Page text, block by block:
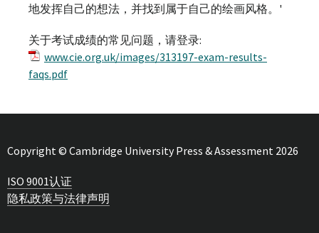
地发挥自己的想法，并找到属于自己的绘画风格。'
关于考试成绩的常见问题，请登录:
www.cie.org.uk/images/313197-exam-results-
faqs.pdf
Copyright © Cambridge University Press & Assessment 2026
ISO 9001认证
隐私政策与法律声明